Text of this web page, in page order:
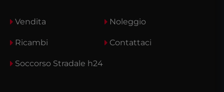
Vendita Noleggio
Ricambi Contattaci
Soccorso Stradale h24